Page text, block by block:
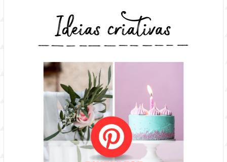
Ideias criativas